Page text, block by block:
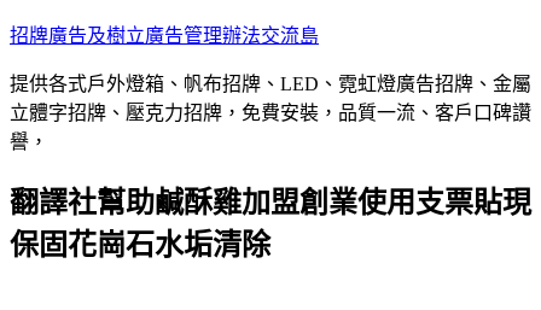
跳
主
要
內
招牌廣告及樹立廣告管理辦法交流島
提供各式戶外燈箱、帆布招牌、LED、霓虹燈廣告招牌、金屬
立體字招牌、壓克力招牌，免費安裝，品質一流、客戶口碑讚
譽，
翻譯社幫助鹹酥雞加盟創業使用支票貼現
保固花崗石水垢清除